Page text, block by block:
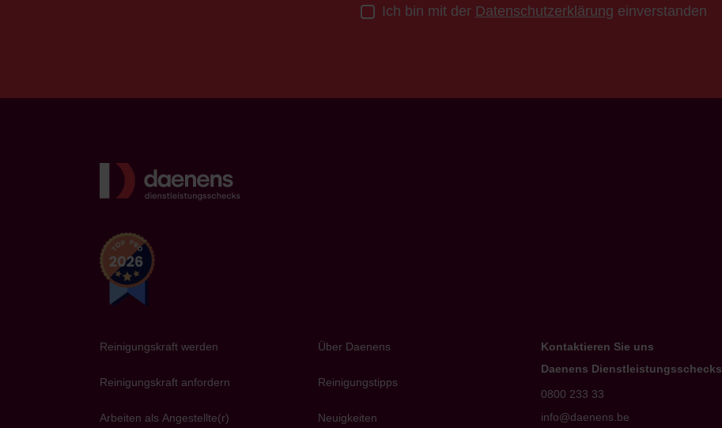
Ich bin mit der Datenschutzerklärung einverstanden
Reinigungskraft werden
Reinigungskraft anfordern
Arbeiten als Angestellte(r)
Über Daenens
Reinigungstipps
Neuigkeiten
Kontaktieren Sie uns
Daenens Dienstleistungsschecks
0800 233 33
info@daenens.be